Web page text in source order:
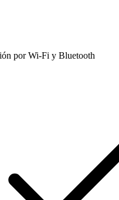
por Wi-Fi y Bluetooth